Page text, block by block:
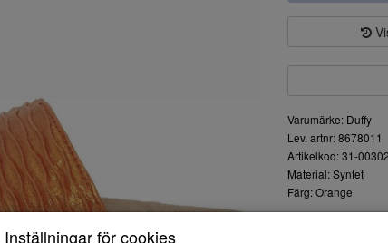
Varumärke: Duffy
Lev. artnr: 8678011
Artikelkod: 31-
Material: Syntet
Färg: Orange
Sandaler från
Inställningar för cookies